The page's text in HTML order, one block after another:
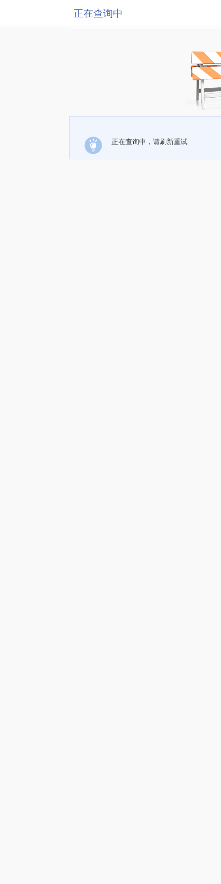
正在查询中
正在查询中，请刷新重试